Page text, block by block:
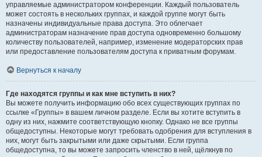
управляемые администратором конференции. Каждый пользователь
может состоять в нескольких группах, и каждой группе могут быть
назначены индивидуальные права доступа. Это облегчает
администраторам назначение прав доступа одновременно большому
количеству пользователей, например, изменение модераторских прав
или предоставление пользователям доступа к приватным форумам.
Вернуться к началу
Где находятся группы и как мне вступить в них?
Вы можете получить информацию обо всех существующих группах по
ссылке «Группы» в вашем личном разделе. Если вы хотите вступить в
одну из них, нажмите соответствующую кнопку. Однако не все группы
общедоступны. Некоторые могут требовать одобрения для вступления в
них, могут быть закрытыми или даже скрытыми. Если группа
общедоступна, то вы можете запросить членство в ней, щёлкнув по